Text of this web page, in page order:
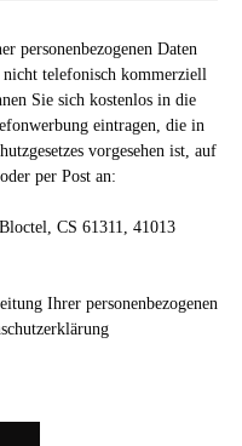
personenbezogenen Daten
telefonisch kommerziell
Sie sich kostenlos in die
eintragen, die in
vorgesehen ist, auf
per Post an:
CS 61311, 41013
Ihrer personenbezogenen